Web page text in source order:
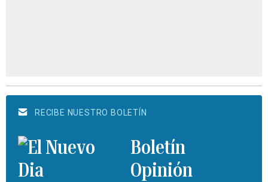
RECIBE NUESTRO BOLETÍN
Boletín
Opinión